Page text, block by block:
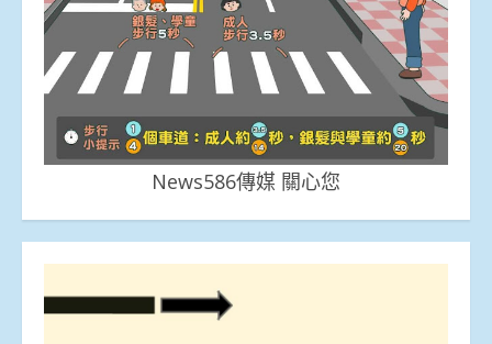
News586傳媒 關心您